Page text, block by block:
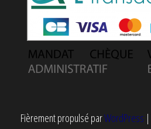
Fièrement propulsé parWordPress |